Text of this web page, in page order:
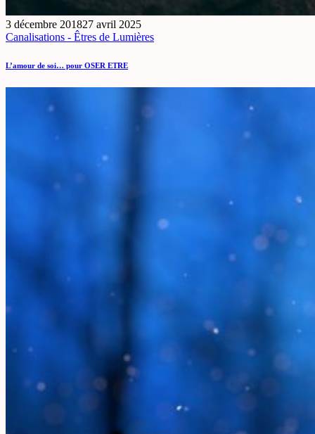
3 décembre 201827 avril 2025
Canalisations - Êtres de Lumières
L’amour de soi… pour OSER ETRE